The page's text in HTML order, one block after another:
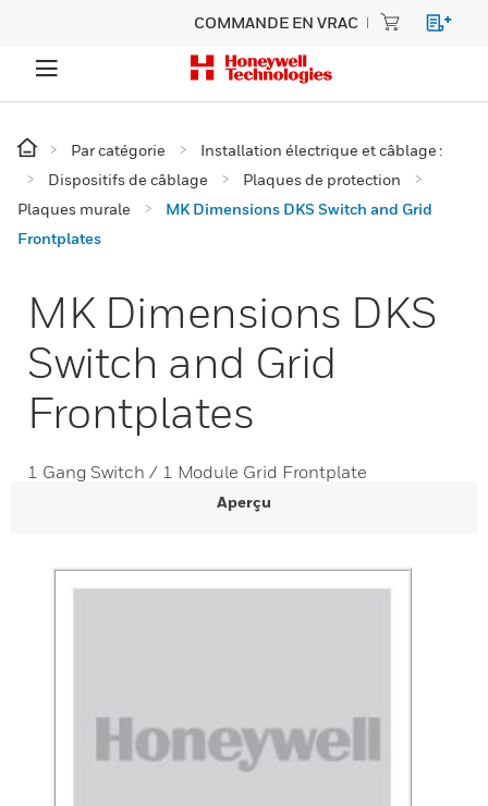
COMMANDE EN VRAC
Par catégorie
Installation électrique et câblage :
Dispositifs de câblage
Plaques de protection
Plaques murale
MK Dimensions DKS Switch and Grid
Frontplates
MK Dimensions DKS
Switch and Grid
Frontplates
1 Gang Switch / 1 Module Grid Frontplate
Aperçu